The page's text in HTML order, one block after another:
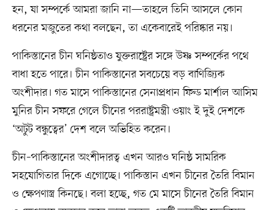
হন, যা সম্পর্কে আমরা জানি না—তাহলে তিনি আসলে কোন
ধরনের মজুতের কথা বলছেন, তা একেবারেই পরিষ্কার নয়।
পাকিস্তানের চীন ঘনিষ্ঠতাও যুক্তরাষ্ট্রের সঙ্গে উষ্ণ সম্পর্কের পথে
বাধা হতে পারে। চীন পাকিস্তানের সবচেয়ে বড় বাণিজ্যিক
অংশীদার। গত মাসে পাকিস্তানের সেনাপ্রধান ফিল্ড মার্শাল আসিম
মুনির চীন সফরে গেলে চীনের পররাষ্ট্রমন্ত্রী ওয়াং ই দুই দেশকে
‘অটুট বন্ধুত্বের’ দেশ বলে অভিহিত করেন।
চীন–পাকিস্তানের অংশীদারত্ব এখন আরও ঘনিষ্ঠ সামরিক
সহযোগিতার দিকে এগোচ্ছে। পাকিস্তান এখন চীনের তৈরি বিমান
ও ক্ষেপণাস্ত্র কিনছে। বলা হচ্ছে, গত মে মাসে চীনের তৈরি বিমান